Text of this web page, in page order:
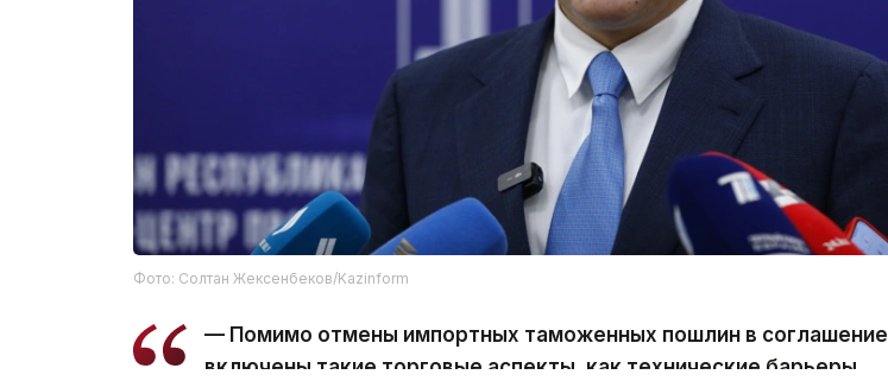
Фото: Солтан Жексенбеков/Kazinform
— Помимо отмены импортных таможенных пошлин в соглашение
включены такие торговые аспекты, как технические барьеры